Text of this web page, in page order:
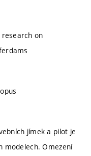
on
jímek a pilot je
modelech. Omezení